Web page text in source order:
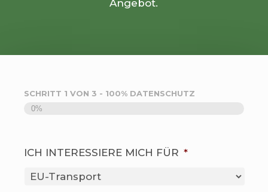
Angebot.
SCHRITT 1 VON 3 - 100% DATENSCHUTZ
0%
ICH INTERESSIERE MICH FÜR *